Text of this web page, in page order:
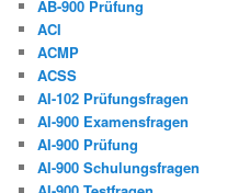
AB-900 Prüfung
ACI
ACMP
ACSS
AI-102 Prüfungsfragen
AI-900 Examensfragen
AI-900 Prüfung
AI-900 Schulungsfragen